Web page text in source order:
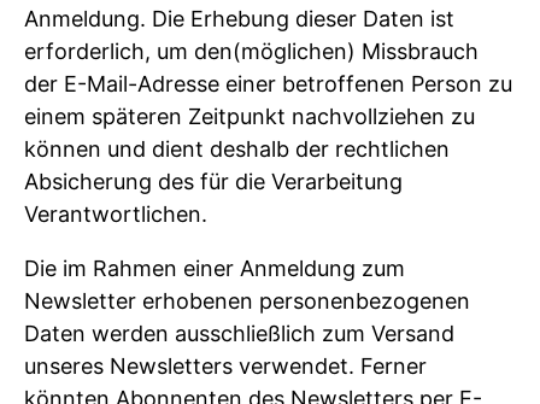
Anmeldung. Die Erhebung dieser Daten ist
erforderlich, um den(möglichen) Missbrauch
der E-Mail-Adresse einer betroffenen Person zu
einem späteren Zeitpunkt nachvollziehen zu
können und dient deshalb der rechtlichen
Absicherung des für die Verarbeitung
Verantwortlichen.
Die im Rahmen einer Anmeldung zum
Newsletter erhobenen personenbezogenen
Daten werden ausschließlich zum Versand
unseres Newsletters verwendet. Ferner
könnten Abonnenten des Newsletters per E-